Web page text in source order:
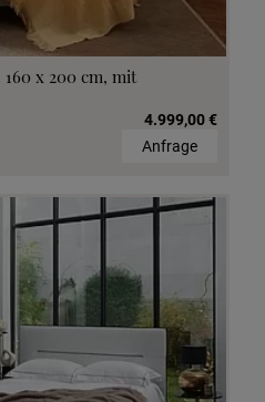
x 200 cm, mit
4.999,00 €
Anfrage